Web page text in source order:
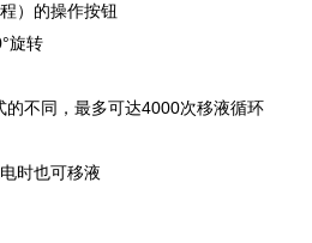
）的操作按钮
旋转
的不同，最多可达4000次移液循环
时也可移液